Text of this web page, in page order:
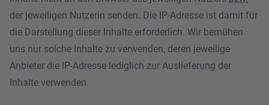
der jeweiligen Nutzerin senden. Die IP-Adresse ist damit für
die Darstellung dieser Inhalte erforderlich. Wir bemühen
uns nur solche Inhalte zu verwenden, deren jeweilige
Anbieter die IP-Adresse lediglich zur Auslieferung der
Inhalte verwenden.